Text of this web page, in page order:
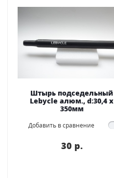
Штырь подседельный
Lebycle алюм., d:30,4 x
350мм
Добавить в сравнение
30 p.